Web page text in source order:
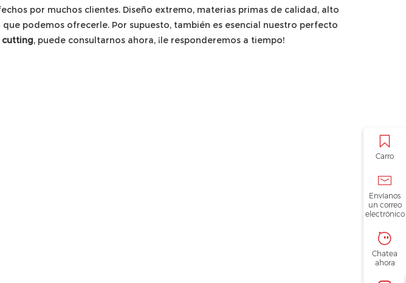
por muchos clientes. Diseño extremo, materias primas de calidad, alto
podemos ofrecerle. Por supuesto, también es esencial nuestro perfecto
cutting, puede consultarnos ahora, ¡le responderemos a tiempo!
Carro
Envíanos
un correo
electrónico
Chatea
ahora